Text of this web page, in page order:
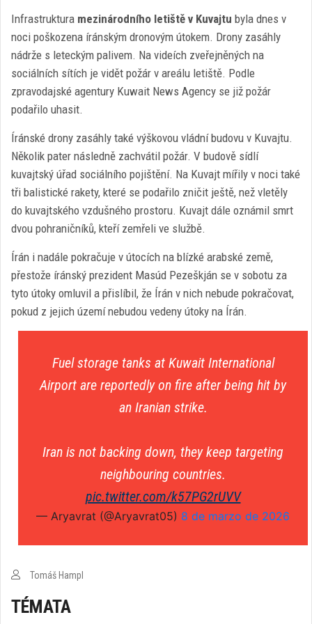
Infrastruktura mezinárodního letiště v Kuvajtu byla dnes v
noci poškozena íránským dronovým útokem. Drony zasáhly
nádrže s leteckým palivem. Na videích zveřejněných na
sociálních sítích je vidět požár v areálu letiště. Podle
zpravodajské agentury Kuwait News Agency se již požár
podařilo uhasit.
Íránské drony zasáhly také výškovou vládní budovu v Kuvajtu.
Několik pater následně zachvátil požár. V budově sídlí
kuvajtský úřad sociálního pojištění. Na Kuvajt mířily v noci také
tři balistické rakety, které se podařilo zničit ještě, než vletěly
do kuvajtského vzdušného prostoru. Kuvajt dále oznámil smrt
dvou pohraničníků, kteří zemřeli ve službě.
Írán i nadále pokračuje v útocích na blízké arabské země,
přestože íránský prezident Masúd Pezeškján se v sobotu za
tyto útoky omluvil a přislíbil, že Írán v nich nebude pokračovat,
pokud z jejich území nebudou vedeny útoky na Írán.
Fuel storage tanks at Kuwait International
Airport are reportedly on fire after being hit by
an Iranian strike.
Iran is not backing down, they keep targeting
neighbouring countries.
pic.twitter.com/k57PG2rUVV
— Aryavrat (@Aryavrat05) 8 de marzo de 2026
Tomáš Hampl
TÉMATA